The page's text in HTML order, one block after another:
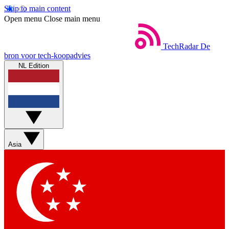
Skip to main content
Open menu Close main menu
TechRadar De
bron voor tech-koopadvies
NL Edition
Asia